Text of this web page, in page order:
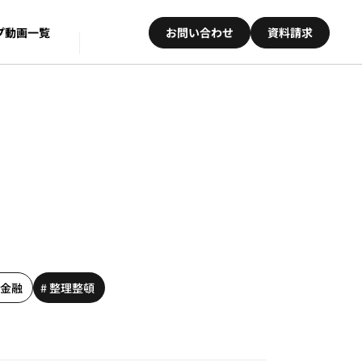
動画一覧 お問い合わせ 資料請求
融 # 整理整頓